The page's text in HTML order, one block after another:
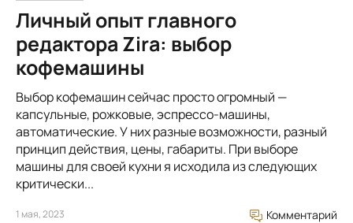
Личный опыт главного
редактора Zira: выбор
кофемашины
Выбор кофемашин сейчас просто огромный —
капсульные, рожковые, эспрессо-машины,
автоматические. У них разные возможности, разный
принцип действия, цены, габариты. При выборе
машины для своей кухни я исходила из следующих
критически...
1 мая, 2023 Комментарий